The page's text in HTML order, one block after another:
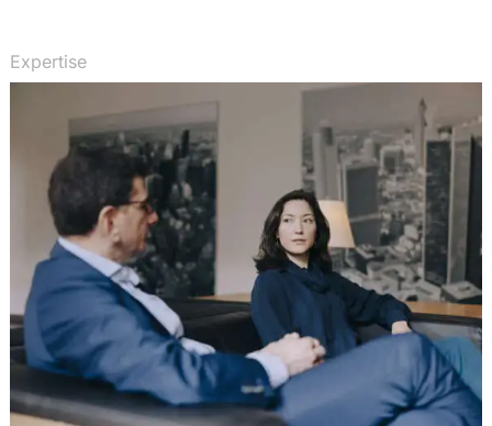
of an ex post identified Incompleteness, StoffR
Keine Geltung von REACH für Pflanzen und
landwirtschaftliche Erzeugnisse, StoffR 2009, 254-
Kooperative Produktverantwortung nach der
novellierten Verpackungsverordnung, AbfallR
2008, 191-197
Tierversuchs- und Vermarktungsverbote nach der
Kosmetikrichtlinie – Auslegungsprobleme und das
Verhältnis zu REACH, StoffR 2007, 215-225
REACH – das neue europäische Chemikalienrecht,
DVBl. 2007, 853-863
Expertise